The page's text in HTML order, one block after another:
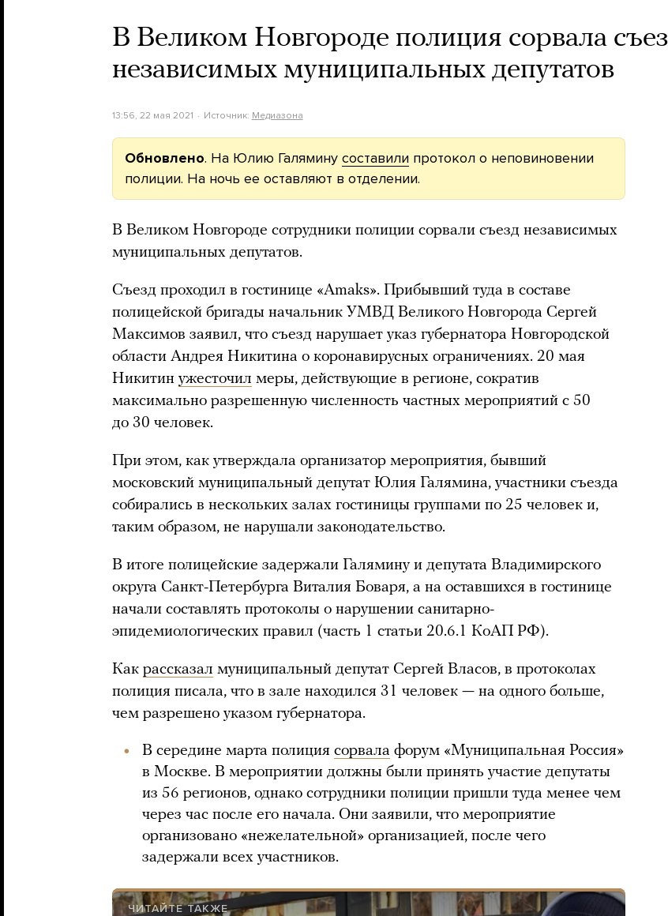
В Великом Новгороде полиция сорвала
независимых муниципальных депутатов
13:56, 22 мая 2021 Источник: Медиазона
Обновлено. На Юлию Галямину составили протокол о неповиновении
полиции. На ночь ее оставляют в отделении.
В Великом Новгороде сотрудники полиции сорвали съезд независимых
муниципальных депутатов.
Съезд проходил в гостинице «Amaks». Прибывший туда в составе
полицейской бригады начальник УМВД Великого Новгорода Сергей
Максимов заявил, что съезд нарушает указ губернатора Новгородской
области Андрея Никитина о коронавирусных ограничениях. 20 мая
Никитин ужесточил меры, действующие в регионе, сократив
максимально разрешенную численность частных мероприятий с 50
до 30 человек.
При этом, как утверждала организатор мероприятия, бывший
московский муниципальный депутат Юлия Галямина, участники съезда
собирались в нескольких залах гостиницы группами по 25 человек и,
таким образом, не нарушали законодательство.
В итоге полицейские задержали Галямину и депутата Владимирского
округа Санкт-Петербурга Виталия Боваря, а на оставшихся в гостинице
начали составлять протоколы о нарушении санитарно-
эпидемиологических правил (часть 1 статьи 20.6.1 КоАП РФ).
Как рассказал муниципальный депутат Сергей Власов, в протоколах
полиция писала, что в зале находился 31 человек — на одного больше,
чем разрешено указом губернатора.
В середине марта полиция сорвала форум «Муниципальная Россия»
в Москве. В мероприятии должны были принять участие депутаты
из 56 регионов, однако сотрудники полиции пришли туда менее чем
через час после его начала. Они заявили, что мероприятие
организовано «нежелательной» организацией, после чего
задержали всех участников.
ЧИТАЙТЕ ТАКЖЕ